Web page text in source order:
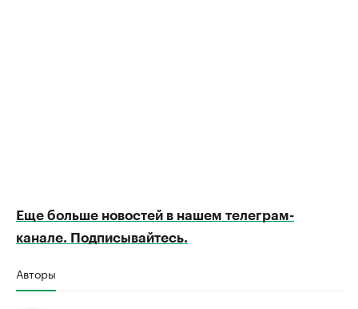
Еще больше новостей в нашем телеграм-
канале. Подписывайтесь.
Авторы